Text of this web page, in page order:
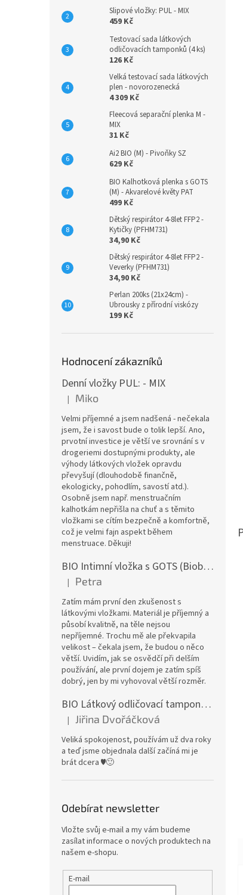
Slipové vložky: PUL - MIX
459 Kč
Testovací sada látkových
odličovacích tamponků (4 ks)
126 Kč
Velká testovací sada látkových
plen - novorozenecká
4 309 Kč
Fleecová separační plenka M -
MIX
31 Kč
Ai2 BIO (M) - Pivoňky SZ
629 Kč
BIO Kalhotková plenka s GOTS
(M) - Akvarelové květy PAT
499 Kč
Dětský respirátor 4-8let FFP2 -
Kytičky (PFHM731)
34,90 Kč
Dětský respirátor 4-8let FFP2 -
Veverky (PFHM731)
34,90 Kč
Perlan 200ks (21x24cm) -
Ubrousky z přírodní viskózy
199 Kč
Hodnocení zákazníků
Denní vložky PUL: - MIX
Hodnocení produktu je 5 z 5 hvězdiček.
| Miko
Velmi příjemné a jsem nadšená - nečekala
jsem, že i savost bude o tolik lepší. Ano,
prvotní investice je větší ve srovnání s v
drogeriemi dostupnými produkty, ale
výhody látkových vložek opravdu
převyšují (dlouhodobě finančně,
ekologicky, pohodlím, savostí atd.).
Osobně jsem např. menstruačním
kalhotkám nepřišla na chuť a s těmito
vložkami se cítím bezpečně a komfortně,
což je velmi fajn aspekt během
menstruace. Děkuji!
BIO Intimní vložka s GOTS (Biobavlněný úplet) - Malované pivoňky v hořčicové
Hodnocení produktu je 5 z 5 hvězdiček.
| Petra
Zatím mám první den zkušenost s
látkovými vložkami. Materiál je příjemný a
působí kvalitně, na těle nejsou
nepříjemné. Trochu mě ale překvapila
velikost – čekala jsem, že budou o něco
větší. Uvidím, jak se osvědčí při delším
používání, ale první dojem je zatím spíš
dobrý, jen by mi vyhovoval větší rozměr.
BIO Látkový odličovací tamponek: Barevné bambusovo-biobavlněné froté
Hodnocení produktu je 5 z 5 hvězdiček.
| Jiřina Dvořáčková
Veliká spokojenost, používám už dva roky
a teď jsme objednala další začíná mi je
brát dcera ♥️🙂
Odebírat newsletter
Vložte svůj e-mail a my vám budeme
zasílat informace o nových produktech na
našem e-shopu.
E-mail